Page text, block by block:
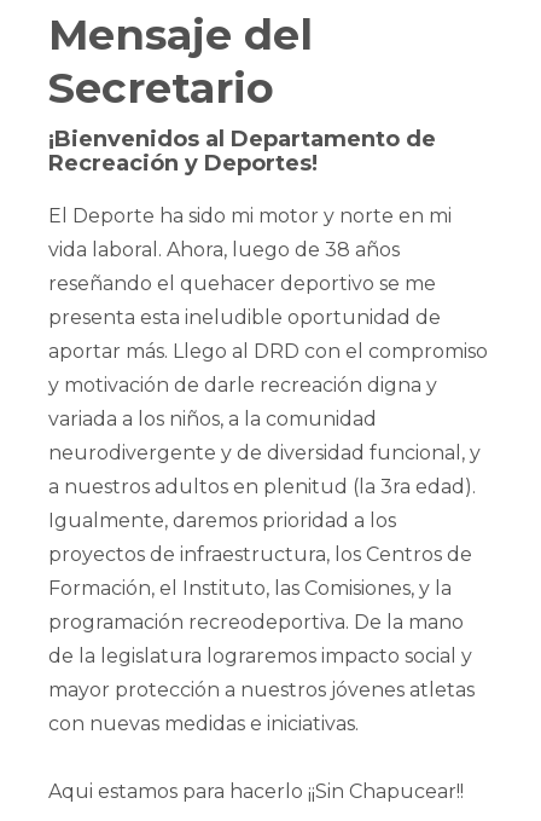
Mensaje del
Secretario
¡Bienvenidos al Departamento de
Recreación y Deportes!
El Deporte ha sido mi motor y norte en mi
vida laboral. Ahora, luego de 38 años
reseñando el quehacer deportivo se me
presenta esta ineludible oportunidad de
aportar más. Llego al DRD con el compromiso
y motivación de darle recreación digna y
variada a los niños, a la comunidad
neurodivergente y de diversidad funcional, y
a nuestros adultos en plenitud (la 3ra edad).
Igualmente, daremos prioridad a los
proyectos de infraestructura, los Centros de
Formación, el Instituto, las Comisiones, y la
programación recreodeportiva. De la mano
de la legislatura lograremos impacto social y
mayor protección a nuestros jóvenes atletas
con nuevas medidas e iniciativas.
Aqui estamos para hacerlo ¡¡Sin Chapucear!!